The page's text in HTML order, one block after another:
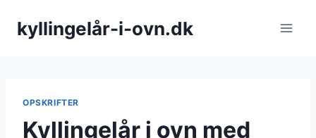
kyllingelår-i-ovn.dk
OPSKRIFTER
Kyllingelår i ovn med